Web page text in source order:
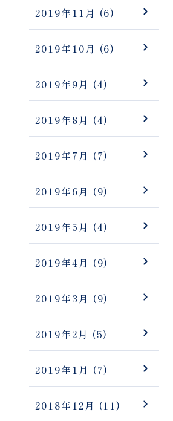
2019年11月 (6)
2019年10月 (6)
2019年9月 (4)
2019年8月 (4)
2019年7月 (7)
2019年6月 (9)
2019年5月 (4)
2019年4月 (9)
2019年3月 (9)
2019年2月 (5)
2019年1月 (7)
2018年12月 (11)